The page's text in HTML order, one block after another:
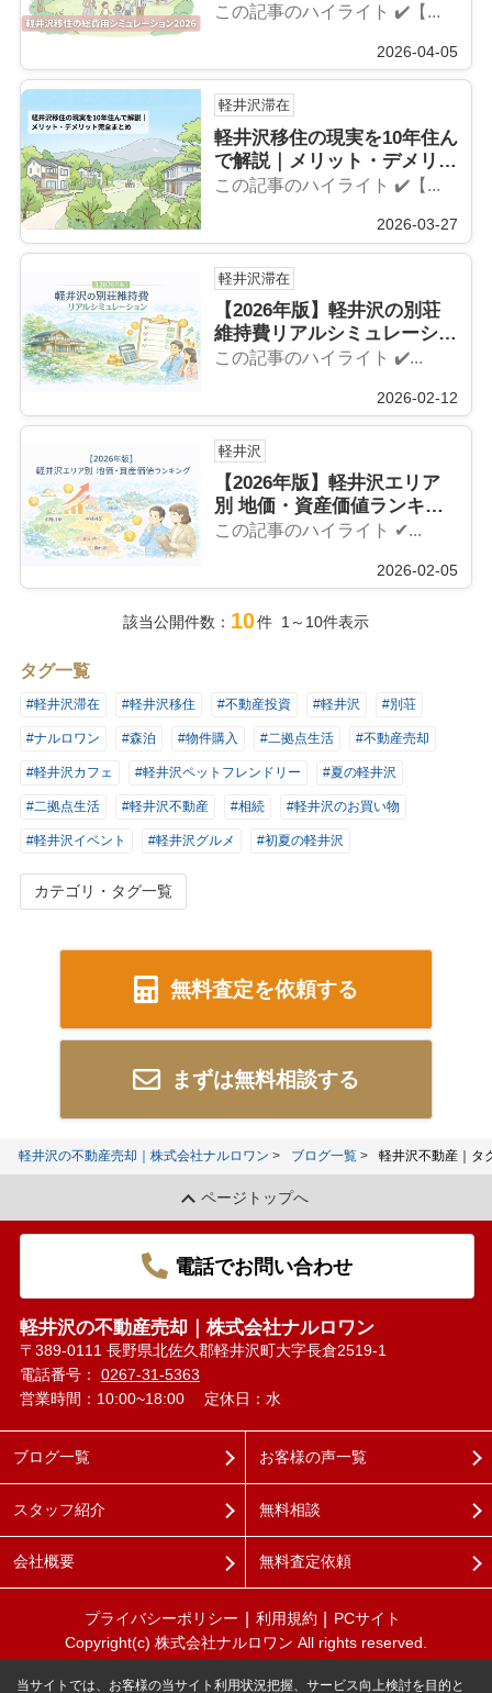
この記事のハイライト ✔️【...
2026-04-05
軽井沢滞在
軽井沢移住の現実を10年住ん
で解説｜メリット・デメリッ
ト完全まとめ
この記事のハイライト ✔️【...
2026-03-27
軽井沢滞在
【2026年版】軽井沢の別荘
維持費リアルシミュレーショ
ン｜年間コストと節約術を徹
この記事のハイライト ✔️...
2026-02-12
軽井沢
【2026年版】軽井沢エリア
別 地価・資産価値ランキン
グ｜投資・移住で狙うべきエ
この記事のハイライト ✔...
2026-02-05
該当公開件数： 10件 1～10件表示
タグ一覧
#軽井沢滞在 #軽井沢移住 #不動産投資 #軽井沢 #別荘
#ナルロワン #森泊 #物件購入 #二拠点生活 #不動産売却
#軽井沢カフェ #軽井沢ペットフレンドリー #夏の軽井沢
#二拠点生活 #軽井沢不動産 #相続 #軽井沢のお買い物
#軽井沢イベント #軽井沢グルメ #初夏の軽井沢
カテゴリ・タグ一覧
無料査定を依頼する
まずは無料相談する
軽井沢の不動産売却｜株式会社ナルロワン ブログ一覧 軽井沢不動産｜タ
ページトップへ
電話でお問い合わせ
軽井沢の不動産売却｜株式会社ナルロワン
〒389-0111 長野県北佐久郡軽井沢町大字長倉2519-1
電話番号： 0267-31-5363
営業時間：10:00~18:00
定休日：水
ブログ一覧
スタッフ紹介
会社概要
お客様の声一覧
無料相談
無料査定依頼
プライバシーポリシー 利用規約
PCサイト
Copyright(c) 株式会社ナルロワン All rights reserved.
当サイトでは、お客様の当サイト利用状況把握、サービス向上検討を目的と